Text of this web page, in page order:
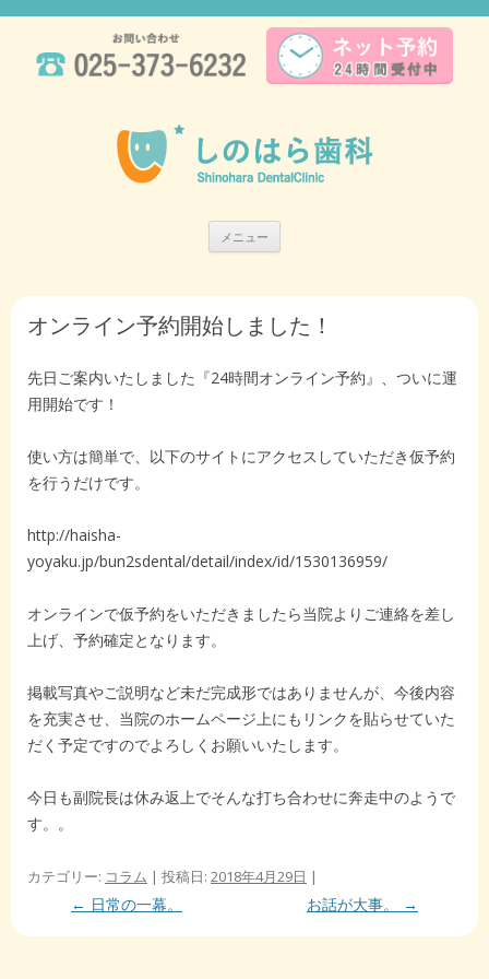
メニュー
オンライン予約開始しました！
先日ご案内いたしました『24時間オンライン予約』、ついに運
用開始です！
使い方は簡単で、以下のサイトにアクセスしていただき仮予約
を行うだけです。
http://haisha-
yoyaku.jp/bun2sdental/detail/index/id/1530136959/
オンラインで仮予約をいただきましたら当院よりご連絡を差し
上げ、予約確定となります。
掲載写真やご説明など未だ完成形ではありませんが、今後内容
を充実させ、当院のホームページ上にもリンクを貼らせていた
だく予定ですのでよろしくお願いいたします。
今日も副院長は休み返上でそんな打ち合わせに奔走中のようで
す。。
カテゴリー: コラム | 投稿日: 2018年4月29日 |
投稿ナビゲーション
← 日常の一幕。 お話が大事。 →